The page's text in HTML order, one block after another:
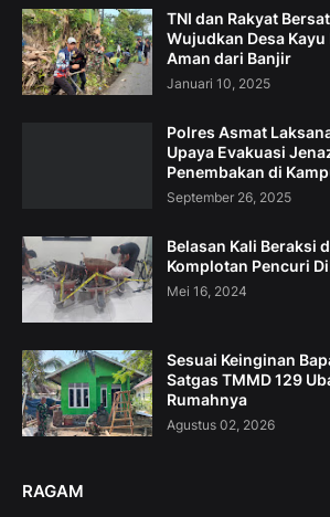
TNI dan Rakyat
Wujudkan Desa
Aman dari Banjir
Januari 10, 2025
Polres Asmat
Upaya Evakuasi
Penembakan di
September 26, 2025
Belasan Kali Beraksi
Komplotan Pencuri
Mei 16, 2024
Sesuai Keinginan
Satgas TMMD 129
Rumahnya
Agustus 02, 2026
RAGAM